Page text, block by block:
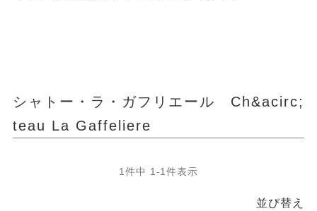
シャトー・ラ・ガフリエール Ch&acirc;
teau La Gaffeliere
並び替え
1 件中 1 -1件表示